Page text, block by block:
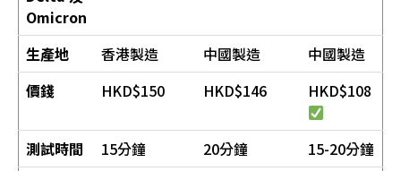
Omicron
生產地
香港製造 中國製造
中國製造
價錢
HKD$150 HKD$146 HKD$108
測試時間 15分鐘 20分鐘
15-20分鐘